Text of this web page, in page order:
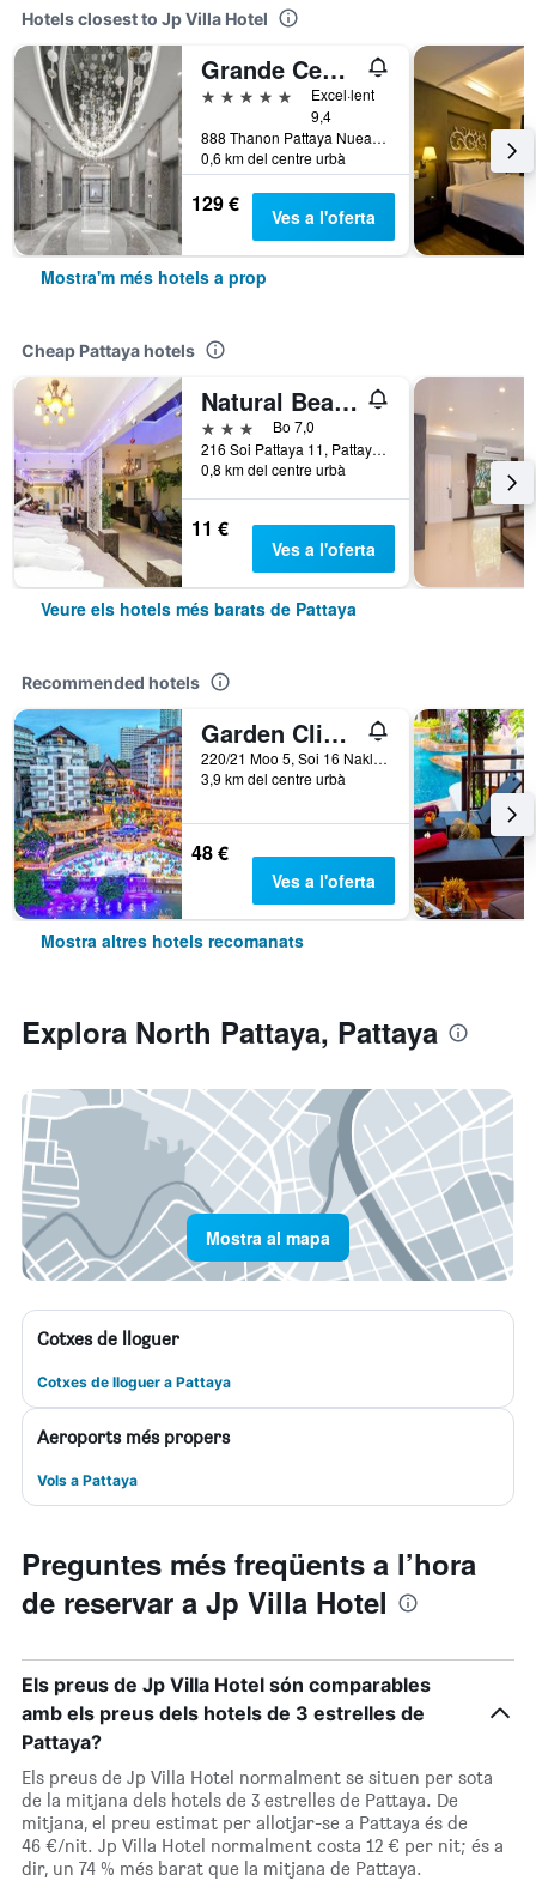
Hotels closest to Jp Villa Hotel
Grande Centre Point Space Pattaya
5 estrelles
Excel·lent
9,4
888 Thanon Pattaya Nuea, Pattaya, Tailàndia
0,6 km del centre urbà
129 € Ves a l'oferta
Mostra'm més hotels a prop
Cheap Pattaya hotels
Natural Beach Hotel Pattaya
3 estrellesBo 7,0
216 Soi Pattaya 11, Pattaya Beach Road, Pattaya, Tailàndia
0,8 km del centre urbà
11 €
Ves a l'oferta
Veure els hotels més barats de Pattaya
Recommended hotels
Garden Cliff Resort and Spa
220/21 Moo 5, Soi 16 Naklua, Pattaya, Tailàndia
3,9 km del centre urbà
48 €
Ves a l'oferta
Mostra altres hotels recomanats
Explora North Pattaya, Pattaya
Mostra al mapa
Cotxes de lloguer
Cotxes de lloguer a Pattaya
Aeroports més propers
Vols a Pattaya
Preguntes més freqüents a l’hora
de reservar a Jp Villa Hotel
Els preus de Jp Villa Hotel són comparables
amb els preus dels hotels de 3 estrelles de
Pattaya?
Els preus de Jp Villa Hotel normalment se situen per sota
de la mitjana dels hotels de 3 estrelles de Pattaya. De
mitjana, el preu estimat per allotjar-se a Pattaya és de
46 €/nit. Jp Villa Hotel normalment costa 12 € per nit; és a
dir, un 74 % més barat que la mitjana de Pattaya.